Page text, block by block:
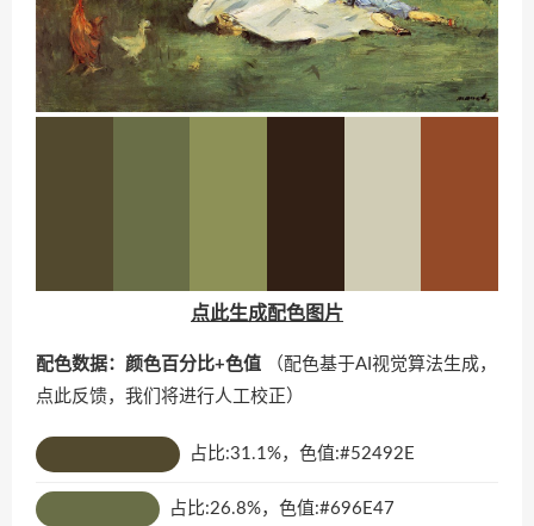
点此生成配色图片
配色数据：颜色百分比+色值 （配色基于AI视觉算法生成，
点此反馈，我们将进行人工校正）
占比:31.1%，色值:#52492E
占比:26.8%，色值:#696E47